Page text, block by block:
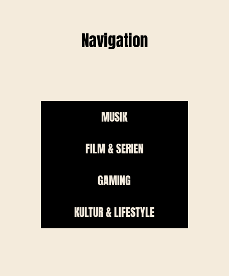
Navigation
MUSIK
FILM & SERIEN
GAMING
KULTUR & LIFESTYLE